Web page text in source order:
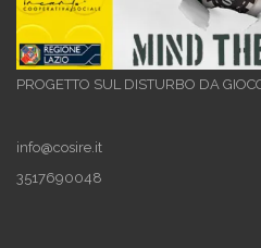
PROGETTO SUL DISTURBO DA
info@cosire.it
3517690048